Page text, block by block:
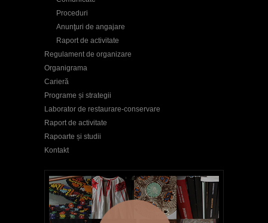
Proceduri
Anunţuri de angajare
Raport de activitate
Regulament de organizare
Organigrama
Carieră
Programe și strategii
Laborator de restaurare-conservare
Raport de activitate
Rapoarte și studii
Kontakt